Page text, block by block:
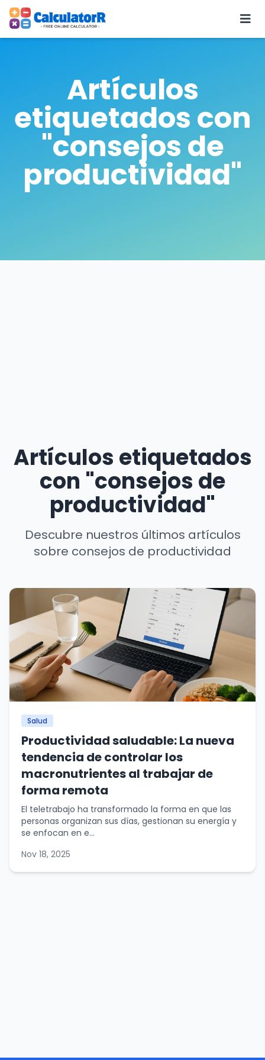
Artículos
etiquetados con
"consejos de
productividad"
Artículos etiquetados
con "consejos de
productividad"
Descubre nuestros últimos artículos
sobre consejos de productividad
Salud
Productividad saludable: La nueva
tendencia de controlar los
macronutrientes al trabajar de
forma remota
El teletrabajo ha transformado la forma en que las
personas organizan sus días, gestionan su energía y
se enfocan en e...
Nov 18, 2025